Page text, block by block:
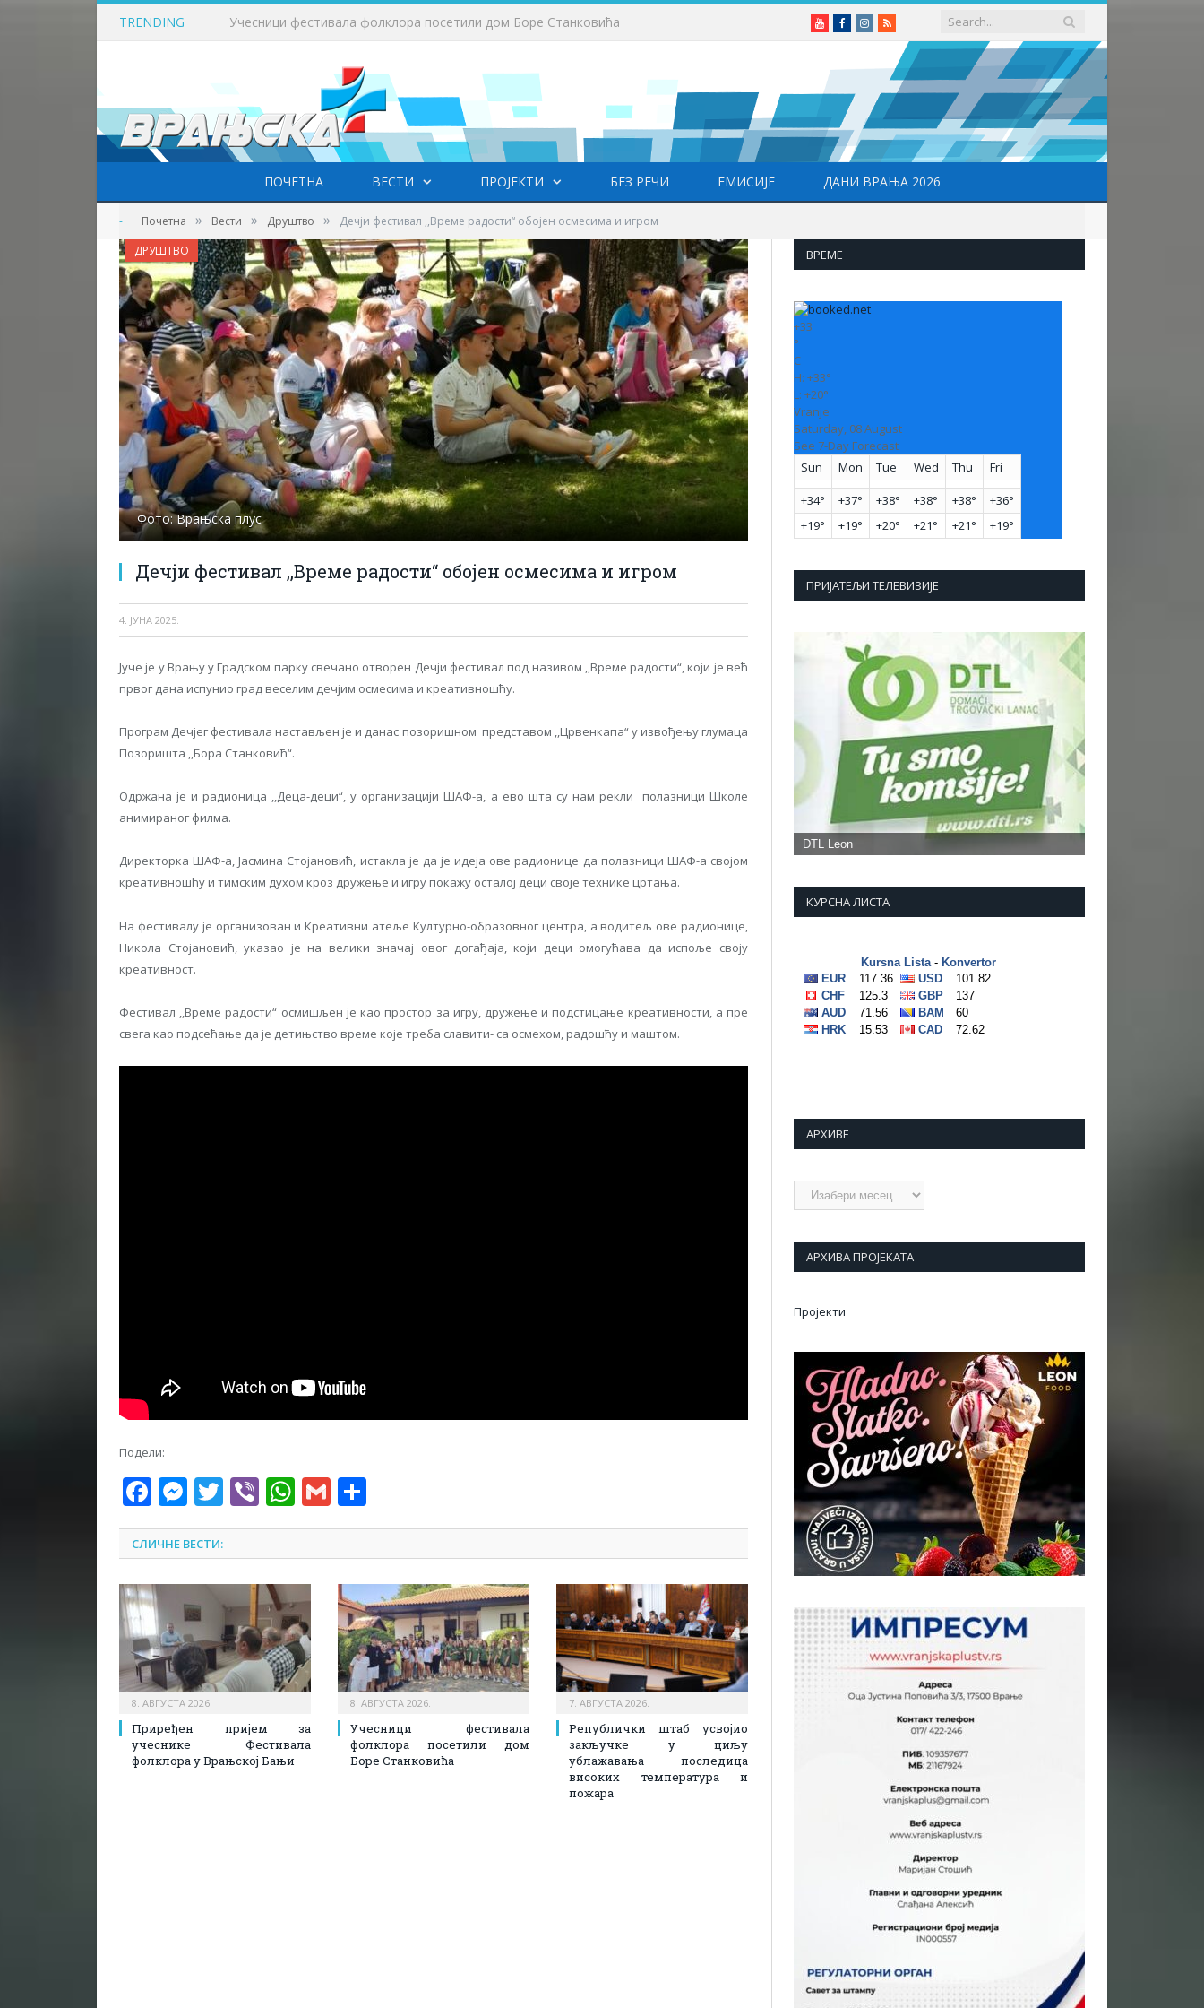
TRENDING Данас је Света Петка Трнова YoutubeFacebookInstagram
RSS
ПОЧЕТНА ВЕСТИ ПРОЈЕКТИ БЕЗ РЕЧИ ЕМИСИЈЕ ДАНИ ВРАЊА 2026
- Почетна » Вести » Друштво » Дечји фестивал ,,Време радости“ обојен осмесима и игром
Фото: Врањска плус
Дечји фестивал ,,Време радости“ обојен осмесима и игром
4. ЈУНА 2025.
ДРУШТВО
Јуче је у Врању у Градском парку свечано отворен Дечји фестивал под називом ,,Време радости“, који је већ
првог дана испунио град веселим дечјим осмесима и креативношћу.
Програм Дечјег фестивала настављен је и данас позоришном представом ,,Црвенкапа“ у извођењу глумаца
Позоришта ,,Бора Станковић“.
Одржана је и радионица ,,Деца-деци“, у организацији ШАФ-а, а ево шта су нам рекли полазници Школе
анимираног филма.
Директорка ШАФ-а, Јасмина Стојановић, истакла је да је идеја ове радионице да полазници ШАФ-а својом
креативношћу и тимским духом кроз дружење и игру покажу осталој деци своје технике цртања.
На фестивалу је организован и Креативни атеље Културно-образовног центра, а водитељ ове радионице,
Никола Стојановић, указао је на велики значај овог догађаја, који деци омогућава да испоље своју
креативност.
Фестивал ,,Време радости“ осмишљен је као простор за игру, дружење и подстицање креативности, а пре
свега као подсећање да је детињство време које треба славити- са осмехом, радошћу и маштом.
Подели:
Facebook
Messenger
Twitter
ViberWhatsApp
Gmail
СЛИЧНЕ ВЕСТИ:
8. АВГУСТА 2026.
Приређен пријем за
учеснике Фестивала
фолклора у Врањској Бањи
8. АВГУСТА 2026.
Учесници фестивала
фолклора посетили дом
Боре Станковића
7. АВГУСТА 2026.
Републички штаб усвојио
закључке у циљу
ублажавања последица
високих температура и
пожара​
ВРЕМЕ
+33
°
C
H: +33°
L: +20°
Vranje
Saturday, 08 August
See 7-Day Forecast
Sun
Mon Tue Wed Thu Fri
+34° +37° +38° +38° +38° +36°
+19° +19° +20° +21° +21° +19°
ПРИЈАТЕЉИ ТЕЛЕВИЗИЈЕ
КУРСНА ЛИСТА
АРХИВЕ
Архиве
АРХИВА ПРОЈЕКАТА
Пројекти